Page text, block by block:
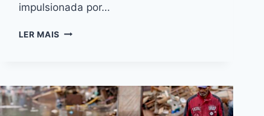
impulsionada por…
LER MAIS